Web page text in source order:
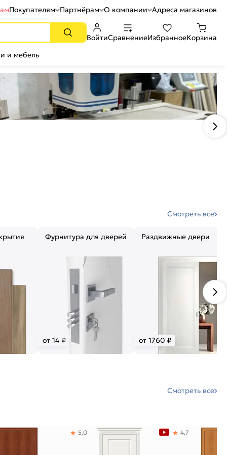
Покупателям Партнёрам О компании Адреса магазинов
ВойтиСравнениеИзбранноеКорзина
и мебель
Смотреть все
Фурнитура для дверей
от 14 ₽
Раздвижные двери
от 1760 ₽
Смотреть все
5,0 4,7